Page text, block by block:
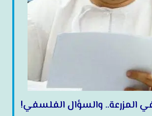
في المزرعة.. والسؤال الفلسفي!